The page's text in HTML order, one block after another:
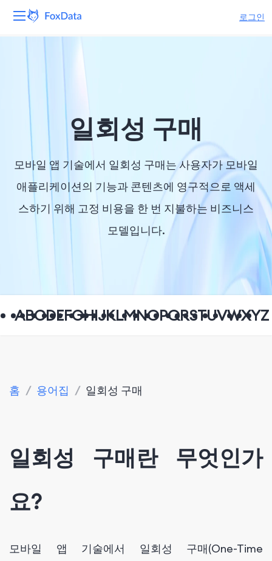
로그인
솔루션
회사
일회성 구매
모바일 앱 기술에서 일회성 구매는 사용자가 모바일
애플리케이션의 기능과 콘텐츠에 영구적으로 액세
스하기 위해 고정 비용을 한 번 지불하는 비즈니스
모델입니다.
ABCDEFGHIJKLMNOPQRSTUVWXYZ
홈 / 용어집 / 일회성 구매
일회성 구매란 무엇인가
요?
모바일 앱 기술에서 일회성 구매(One-Time